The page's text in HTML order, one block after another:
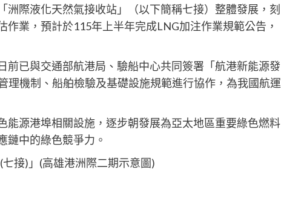
際液化天然氣接收站」（以下簡稱七接）整體發展，刻
業，預計於115年上半年完成LNG加注作業規範公告，
前已與交通部航港局、驗船中心共同簽署「航港新能源發
理機制、船舶檢驗及基礎設施規範進行協作，為我國航運
能源港埠相關設施，逐步朝發展為亞太地區重要綠色燃料
鏈中的綠色競爭力。
接)」(高雄港洲際二期示意圖)